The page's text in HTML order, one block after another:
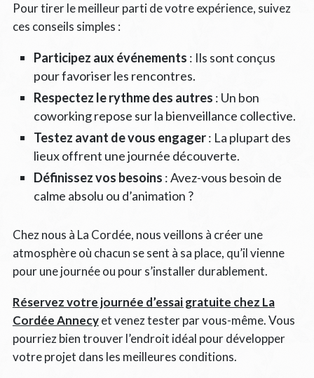
Pour tirer le meilleur parti de votre expérience, suivez
ces conseils simples :
Participez aux événements : Ils sont conçus
pour favoriser les rencontres.
Respectez le rythme des autres : Un bon
coworking repose sur la bienveillance collective.
Testez avant de vous engager: La plupart des
lieux offrent une journée découverte.
Définissez vos besoins : Avez-vous besoin de
calme absolu ou d’animation ?
Chez nous à La Cordée, nous veillons à créer une
atmosphère où chacun se sent à sa place, qu’il vienne
pour une journée ou pour s’installer durablement.
Réservez votre journée d’essai gratuite chez La
Cordée Annecyet venez tester par vous-même. Vous
pourriez bien trouver l’endroit idéal pour développer
votre projet dans les meilleures conditions.